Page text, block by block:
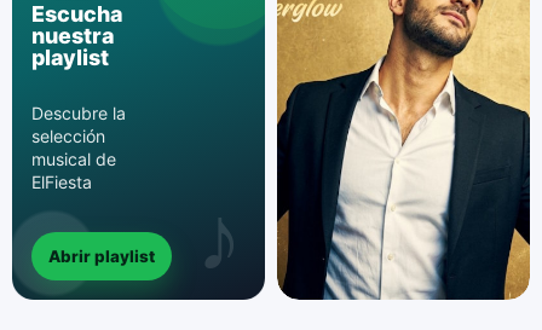
Escucha
nuestra
playlist
Descubre la
selección
musical de
ElFiesta
Abrir playlist